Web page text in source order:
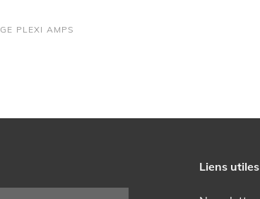
PLEXI AMPS
Liens utiles